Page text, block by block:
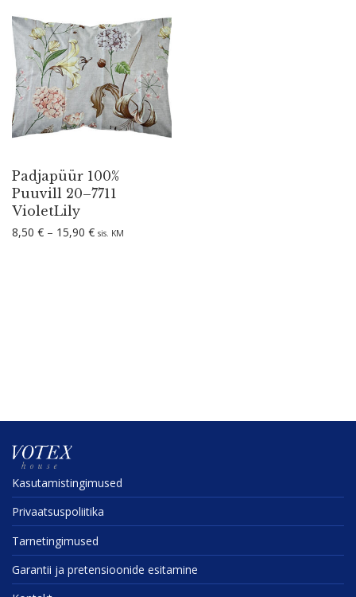
Padjapüür 100%
Puuvill 20–7711
VioletLily
8,50 € – 15,90 €Hinnavahemik: 8,50 € kuni 15,90 €
sis. KM
Kasuta­mis­tin­gi­mused
Privaat­sus­po­liitika
Tarne­tin­gi­mused
Garantii ja preten­sioonide esitamine